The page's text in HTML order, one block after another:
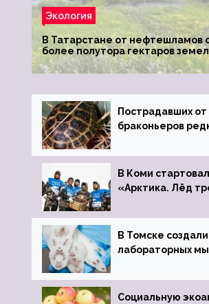
Экология
В Татарстане от нефтешламов
более полутора гектаров
Пострадавших от
браконьеров
зоопарк
В Коми
«Арктика. Лёд
В Томске
лабораторных
Социальную